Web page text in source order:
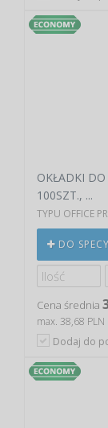
OKŁADKI
100SZT., ...
TYPU OFFICE
DO
Cena średnia
max. 38,68 PLN
Dodaj do